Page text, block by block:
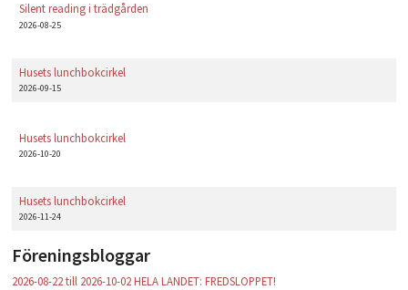
Silent reading i trädgården
2026-08-25
Husets lunchbokcirkel
2026-09-15
Husets lunchbokcirkel
2026-10-20
Husets lunchbokcirkel
2026-11-24
Föreningsbloggar
2026-08-22 till 2026-10-02 HELA LANDET: FREDSLOPPET!